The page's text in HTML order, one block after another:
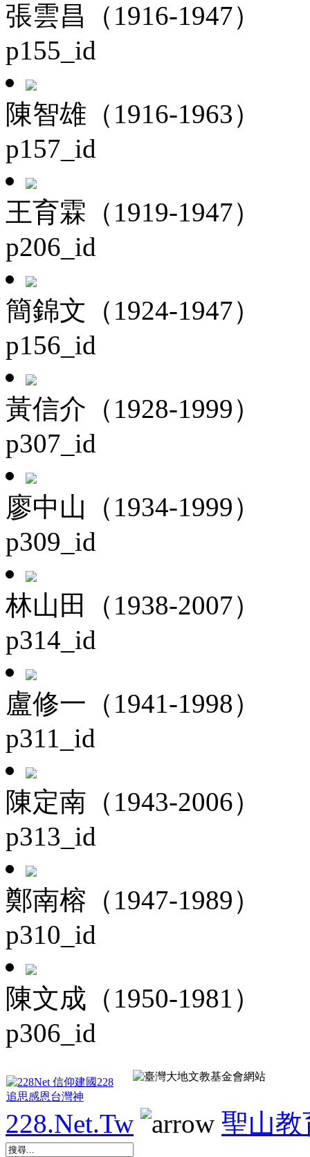
張雲昌（1916-1947）
p155_id
陳智雄（1916-1963）
p157_id
王育霖（1919-1947）
p206_id
簡錦文（1924-1947）
p156_id
黃信介（1928-1999）
p307_id
廖中山（1934-1999）
p309_id
林山田（1938-2007）
p314_id
盧修一（1941-1998）
p311_id
陳定南（1943-2006）
p313_id
鄭南榕（1947-1989）
p310_id
陳文成（1950-1981）
p306_id
228.Net.Tw 聖山教